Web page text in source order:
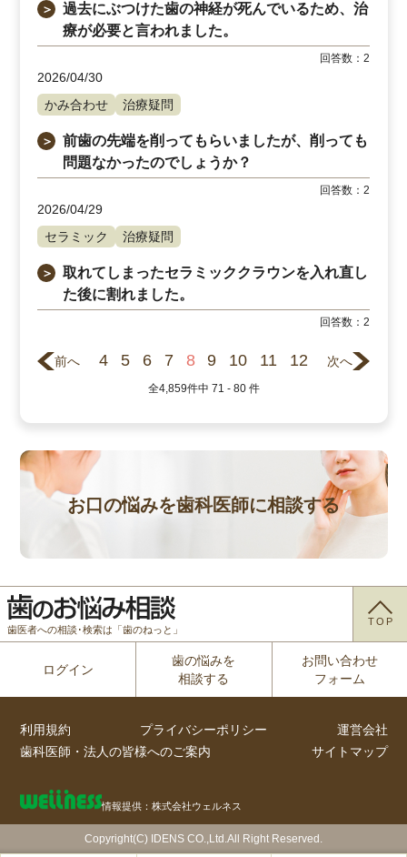
＞
過去にぶつけた歯の神経が死んでいるため、治
療が必要と言われました。
回答数：2
2026/04/30
かみ合わせ
治療疑問
＞
前歯の先端を削ってもらいましたが、削っても
問題なかったのでしょうか？
回答数：2
2026/04/29
セラミック
治療疑問
＞
取れてしまったセラミッククラウンを入れ直し
た後に割れました。
回答数：2
前へ 4 5 6 7 8 9 10 11 12 次へ
全4,859件中 71 - 80 件
お口の悩みを歯科医師に相談する
歯医者への相談･検索は「歯のねっと」
TOP
ログイン
歯の悩みを
相談する
お問い合わせ
フォーム
利用規約 プライバシーポリシー
運営会社
歯科医師・法人の皆様へのご案内
サイトマップ
情報提供：株式会社ウェルネス
Copyright(C) IDENS CO.,Ltd.All Right Reserved.